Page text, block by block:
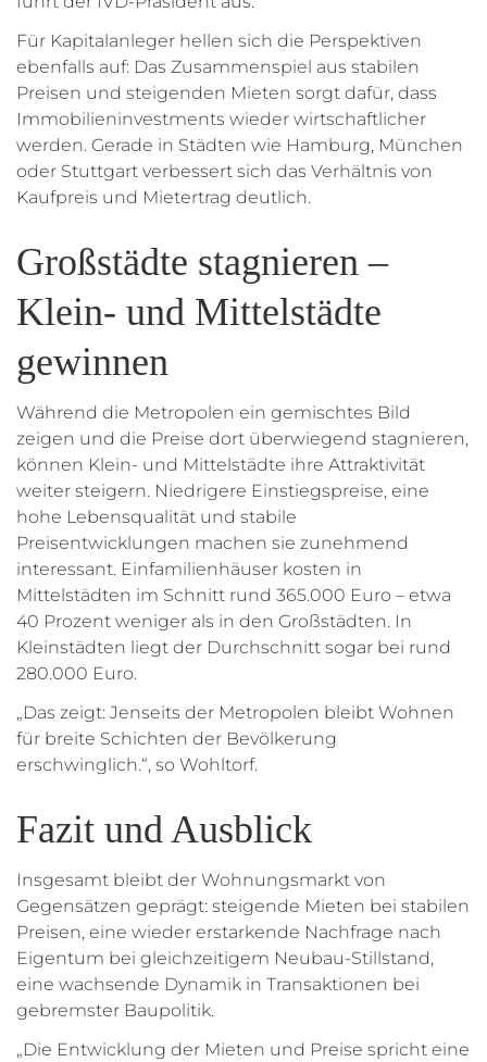
Für Kapitalanleger hellen sich die Perspektiven
ebenfalls auf: Das Zusammenspiel aus stabilen
Preisen und steigenden Mieten sorgt dafür, dass
Immobilieninvestments wieder wirtschaftlicher
werden. Gerade in Städten wie Hamburg, München
oder Stuttgart verbessert sich das Verhältnis von
Kaufpreis und Mietertrag deutlich.
Großstädte stagnieren –
Klein- und Mittelstädte
gewinnen
Während die Metropolen ein gemischtes Bild
zeigen und die Preise dort überwiegend stagnieren,
können Klein- und Mittelstädte ihre Attraktivität
weiter steigern. Niedrigere Einstiegspreise, eine
hohe Lebensqualität und stabile
Preisentwicklungen machen sie zunehmend
interessant. Einfamilienhäuser kosten in
Mittelstädten im Schnitt rund 365.000 Euro – etwa
40 Prozent weniger als in den Großstädten. In
Kleinstädten liegt der Durchschnitt sogar bei rund
280.000 Euro.
„Das zeigt: Jenseits der Metropolen bleibt Wohnen
für breite Schichten der Bevölkerung
erschwinglich.“, so Wohltorf.
Fazit und Ausblick
Insgesamt bleibt der Wohnungsmarkt von
Gegensätzen geprägt: steigende Mieten bei stabilen
Preisen, eine wieder erstarkende Nachfrage nach
Eigentum bei gleichzeitigem Neubau-Stillstand,
eine wachsende Dynamik in Transaktionen bei
gebremster Baupolitik.
„Die Entwicklung der Mieten und Preise spricht eine